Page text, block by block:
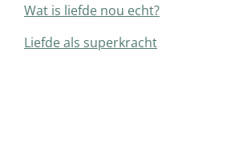
Wat is liefde nou echt?
Liefde als superkracht